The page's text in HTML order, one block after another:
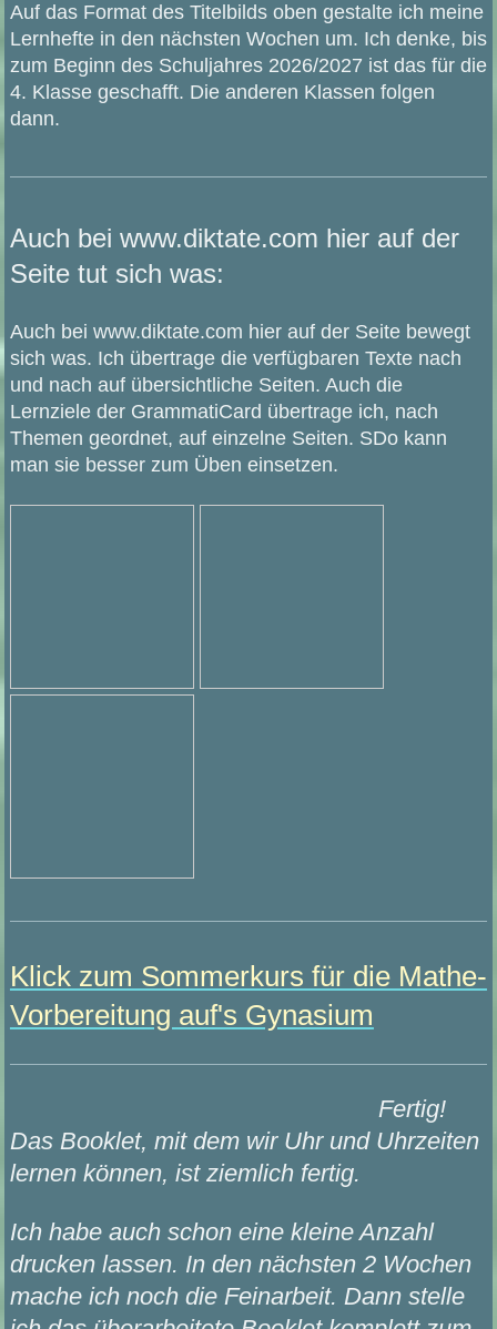
Auf das Format des Titelbilds oben gestalte ich meine
Lernhefte in den nächsten Wochen um. Ich denke, bis
zum Beginn des Schuljahres 2026/2027 ist das für die
4. Klasse geschafft. Die anderen Klassen folgen
dann.
Auch bei www.diktate.com hier auf der
Seite tut sich was:
Auch bei www.diktate.com hier auf der Seite bewegt
sich was. Ich übertrage die verfügbaren Texte nach
und nach auf übersichtliche Seiten. Auch die
Lernziele der GrammatiCard übertrage ich, nach
Themen geordnet, auf einzelne Seiten. SDo kann
man sie besser zum Üben einsetzen.
Klick zum Sommerkurs für die Mathe-
Vorbereitung auf's Gynasium
Fertig!
Das Booklet, mit dem wir Uhr und Uhrzeiten
lernen können, ist ziemlich fertig.
Ich habe auch schon eine kleine Anzahl
drucken lassen. In den nächsten 2 Wochen
mache ich noch die Feinarbeit. Dann stelle